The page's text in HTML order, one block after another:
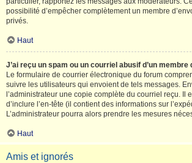
possibilité d’empêcher complètement un membre
privés.
Haut
J’ai reçu un spam ou un courriel abusif d’un membre
Le formulaire de courrier électronique du forum
suivre les utilisateurs qui envoient de tels messages.
l’administrateur une copie complète du courriel reçu. Il
d’inclure l’en-tête (il contient des informations sur
L’administrateur pourra alors prendre les mesures
Haut
Amis et ignorés